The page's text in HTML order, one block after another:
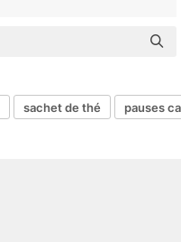
sachet de thé pauses